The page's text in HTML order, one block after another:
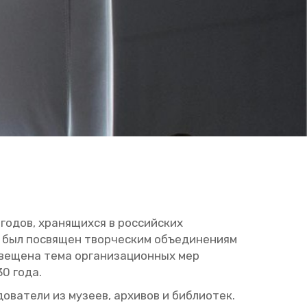
хра­ня­щих­ся в рос­сий­ских
по­свя­щен твор­че­ским объ­еди­не­ни­ям
тема ор­га­ни­за­ци­он­ных мер
года.
из му­зеев, ар­хи­вов и биб­лио­тек.